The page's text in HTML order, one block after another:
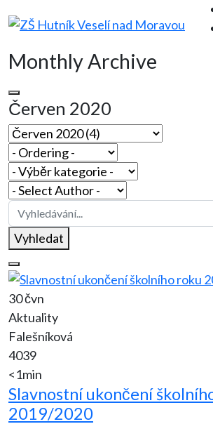
Monthly Archive
Červen 2020
Vyhledat
30 čvn
Aktuality
Falešníková
4039
<1min
Slavnostní ukončení
2019/2020